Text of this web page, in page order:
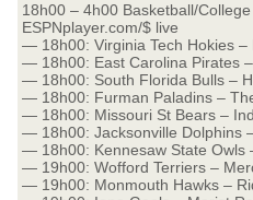
18h00 – 4h00 Basketball/
ESPNplayer.com/$ live
— 18h00: Virginia Tech Hokies –
— 18h00: East Carolina Pirates
— 18h00: South Florida Bulls –
— 18h00: Furman Paladins –
— 18h00: Missouri St Bears –
— 18h00: Jacksonville Dolphins
— 18h00: Kennesaw State Owls
— 19h00: Wofford Terriers –
— 19h00: Monmouth Hawks –